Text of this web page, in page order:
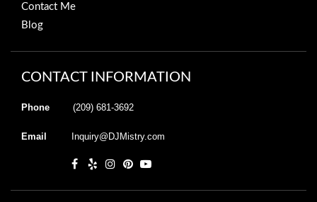
Contact Me
Blog
CONTACT INFORMATION
Phone (209) 681-3692
Email Inquiry@DJMistry.com